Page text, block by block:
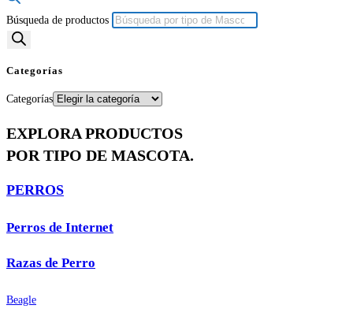
Búsqueda de productos
Categorías
Categorías
EXPLORA PRODUCTOS
POR TIPO DE MASCOTA.
PERROS
Perros de Internet
Razas de Perro
Beagle